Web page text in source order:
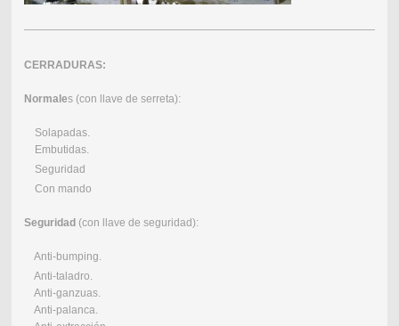
CERRADURAS:
Normales (con llave de serreta):
Solapadas.
Embutidas.
Seguridad
Con mando
Seguridad(con llave de seguridad):
Anti-bumping.
Anti-taladro.
Anti-ganzuas.
Anti-palanca.